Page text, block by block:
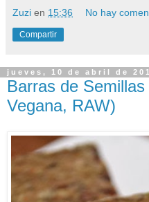
Zuzi en 15:36 No hay
Compartir
jueves, 10 de abril de
Barras de
Vegana, RAW)